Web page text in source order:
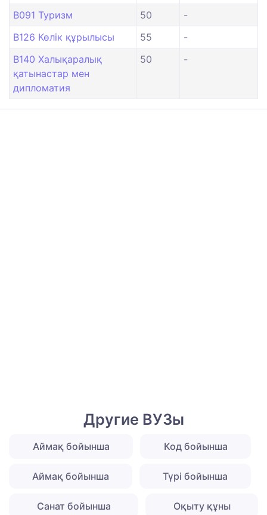
B091 Туризм 50
-
B126 Көлік құрылысы
55
-
B140 Халықаралық
қатынастар мен
дипломатия
50 -
Другие ВУЗы
Аймақ бойынша Код бойынша
Аймақ бойынша Түрі бойынша
Санат бойынша Оқыту құны